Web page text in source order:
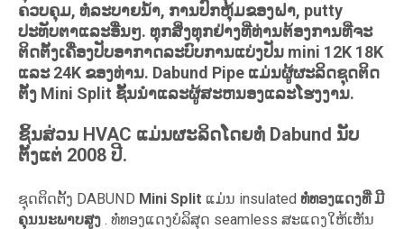
ຄວບຄຸມ, ທໍ່ລະບາຍນ້ໍາ, ການປົກຫຸ້ມຂອງຝາ, putty
ປະທັບຕາແລະອື່ນໆ. ທຸກສິ່ງທຸກຢ່າງທີ່ທ່ານຕ້ອງການທີ່ຈະ
ຕິດຕັ້ງເຄື່ອງປັບອາກາດລະບົບການແບ່ງປັນ mini 12K 18K
ແລະ 24K ຂອງທ່ານ. Dabund Pipe ແມ່ນຜູ້ຜະລິດຊຸດຕິດ
ຕັ້ງ Mini Split ຊັ້ນນໍາແລະຜູ້ສະຫນອງແລະໂຮງງານ.
ຊິ້ນສ່ວນ HVAC ແມ່ນຜະລິດໂດຍທໍ່ Dabund ນັບ
ຕັ້ງແຕ່ 2008 ປີ.
ຊຸດຕິດຕັ້ງ DABUND Mini Split ແມ່ນ insulated ທໍ່ທອງແດງທີ່ ມີ
ຄຸນນະພາບສູງ . ທໍ່ທອງແດງບໍລິສຸດ seamless ສະແດງໃຫ້ເຫັນ